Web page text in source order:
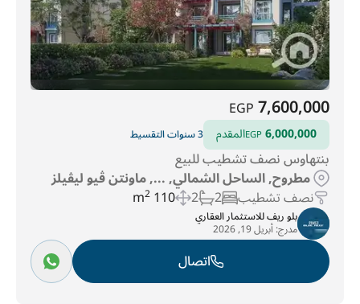
7,600,000
EGP
6,000,000
EGPالمقدم 3 سنوات التقسيط
بنتهاوس نصف تشطيب للبيع
مطروح, الساحل الشمالي, ..., ماونتن ڤيو ليڤيلز
نصف تشطيب 2
2
110 m
2
بلو ريف للاستثمار العقاري
مدرج:أبريل 19, 2026
اتصال